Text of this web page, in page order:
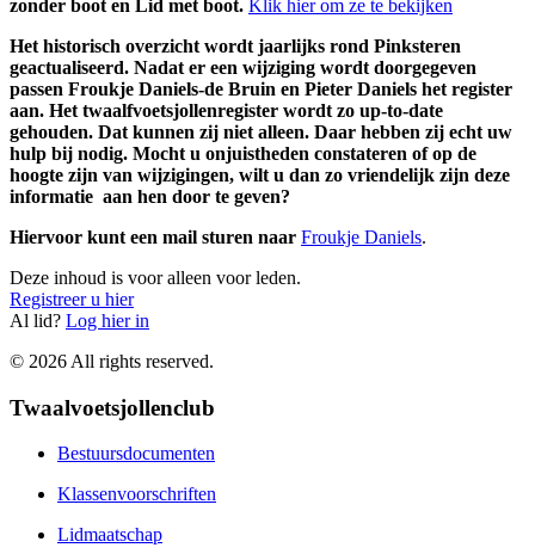
zonder boot en Lid met boot. Klik hier om ze te bekijken
Het historisch overzicht wordt jaarlijks rond Pinksteren
geactualiseerd. Nadat er een wijziging wordt doorgegeven
passen Froukje Daniels-de Bruin en Pieter Daniels het register
aan. Het twaalfvoetsjollenregister wordt zo up-to-date
gehouden. Dat kunnen zij niet alleen. Daar hebben zij echt uw
hulp bij nodig. Mocht u onjuistheden constateren of op de
hoogte zijn van wijzigingen, wilt u dan zo vriendelijk zijn deze
informatie aan hen door te geven?
Hiervoor kunt een mail sturen naar Froukje Daniels.
Deze inhoud is voor alleen voor leden.
Registreer u hier
Al lid? Log hier in
© 2026 All rights reserved.
Twaalvoetsjollenclub
Bestuursdocumenten
Klassenvoorschriften
Lidmaatschap